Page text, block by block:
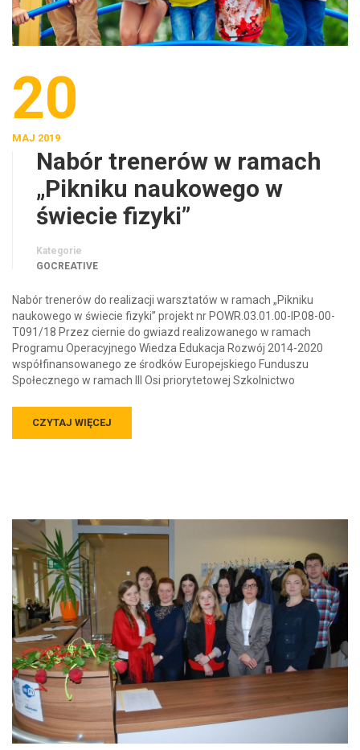
20
MAJ 2019
Nabór trenerów w ramach
„Pikniku naukowego w
świecie fizyki”
Kategorie
GOCREATIVE
Nabór trenerów do realizacji warsztatów w ramach „Pikniku
naukowego w świecie fizyki” projekt nr POWR.03.01.00-IP.08-00-
T091/18 Przez ciernie do gwiazd realizowanego w ramach
Programu Operacyjnego Wiedza Edukacja Rozwój 2014-2020
współfinansowanego ze środków Europejskiego Funduszu
Społecznego w ramach III Osi priorytetowej Szkolnictwo
CZYTAJ WIĘCEJ